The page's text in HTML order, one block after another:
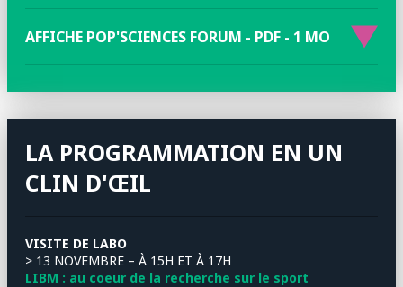
AFFICHE POP'SCIENCES FORUM - PDF - 1 MO
LA PROGRAMMATION EN UN
CLIN D'ŒIL
VISITE DE LABO
> 13 NOVEMBRE – À 15H ET À 17H
LIBM : au coeur de la recherche sur le sport